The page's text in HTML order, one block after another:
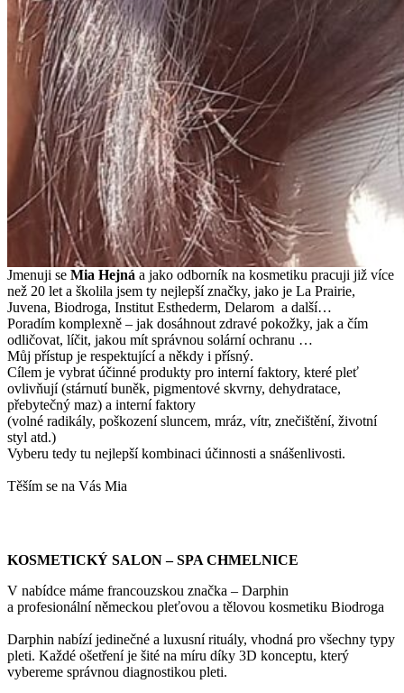
Jmenuji se Mia Hejná a jako odborník na kosmetiku pracuji již více
než 20 let a školila jsem ty nejlepší značky, jako je La Prairie,
Juvena, Biodroga, Institut Esthederm, Delarom a další…
Poradím komplexně – jak dosáhnout zdravé pokožky, jak a čím
odličovat, líčit, jakou mít správnou solární ochranu …
Můj přístup je respektující a někdy i přísný.
Cílem je vybrat účinné produkty pro interní faktory, které pleť
ovlivňují (stárnutí buněk, pigmentové skvrny, dehydratace,
přebytečný maz) a interní faktory
(volné radikály, poškození sluncem, mráz, vítr, znečištění, životní
styl atd.)
Vyberu tedy tu nejlepší kombinaci účinnosti a snášenlivosti.
Těším se na Vás Mia
KOSMETICKÝ SALON – SPA CHMELNICE
V nabídce máme francouzskou značka – Darphin
a profesionální německou pleťovou a tělovou kosmetiku Biodroga
Darphin nabízí jedinečné a luxusní rituály, vhodná pro všechny typy
pleti. Každé ošetření je šité na míru díky 3D konceptu, který
vybereme správnou diagnostikou pleti.